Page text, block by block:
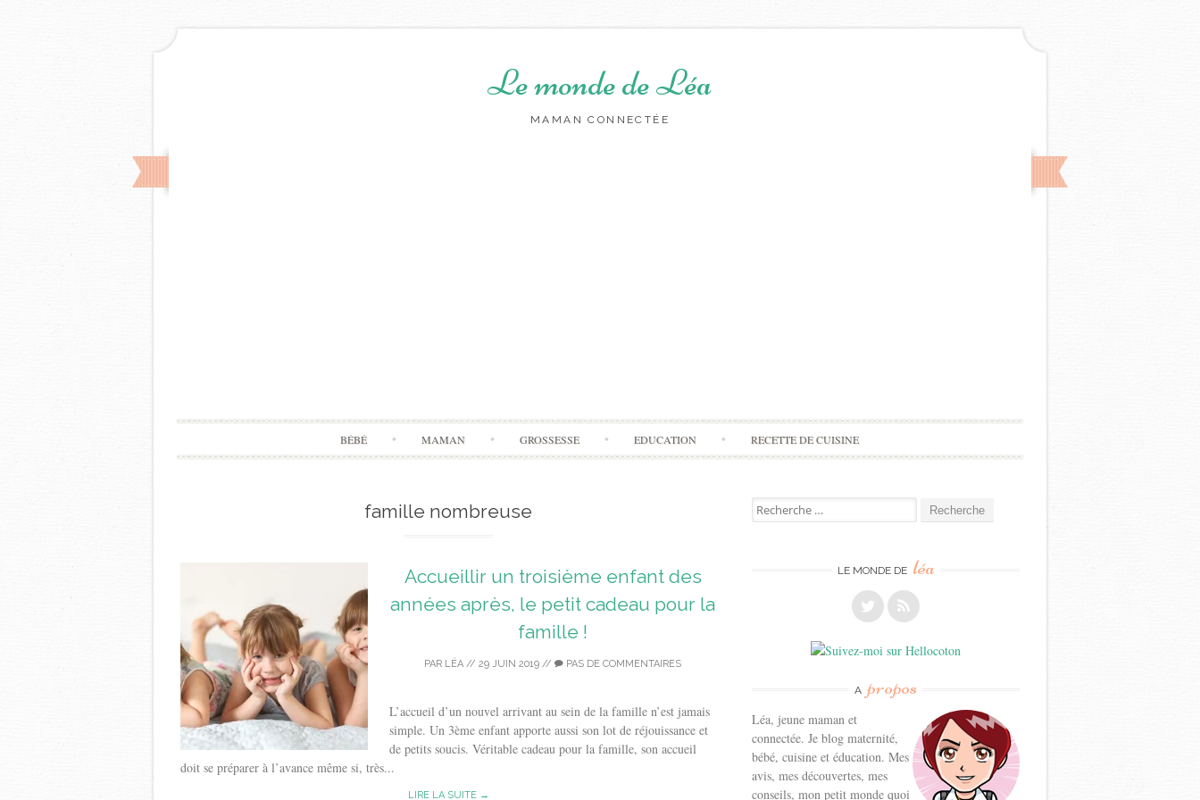
Le monde de Léa
MAMAN CONNECTÉE
Aller
BÉBÉ MAMAN GROSSESSE EDUCATION RECETTE DE CUISINE
famille nombreuse
Accueillir un troisième enfant des
années après, le petit cadeau pour la
famille !
PAR LÉA // 29 JUIN 2019 // PAS DE COMMENTAIRES
L’accueil d’un nouvel arrivant au sein de la famille n’est jamais
simple. Un 3ème enfant apporte aussi son lot de réjouissance et
de petits soucis. Véritable cadeau pour la famille, son accueil
doit se préparer à l’avance même si, très...
LIRE LA SUITE →
Recherche
pour:
LE MONDE DE léa
A propos
Léa, jeune maman et
connectée. Je blog maternité,
bébé, cuisine et éducation. Mes
avis, mes découvertes, mes
conseils, mon petit monde quoi